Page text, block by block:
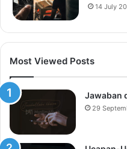
14 July
Most Viewed Posts
Jawaban
29